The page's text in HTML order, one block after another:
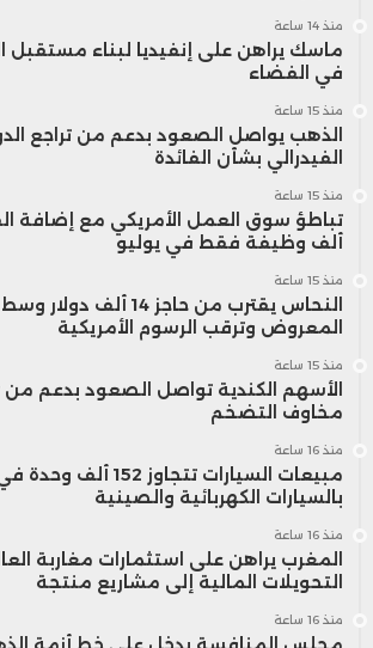
منذ 14 ساعة
ماسك يراهن على إنفيديا لبناء مستقبل
في الفضاء
منذ 15 ساعة
الذهب يواصل الصعود بدعم من تراجع
الفيدرالي بشأن الفائدة
منذ 15 ساعة
ألف وظيفة فقط في يوليو
منذ 15 ساعة
النحاس يقترب من حاجز 14
المعروض وترقب الرسوم الأمريكية
منذ 15 ساعة
مخاوف التضخم
منذ 16 ساعة
بالسيارات الكهربائية والصينية
منذ 16 ساعة
المغرب يراهن على استثمارات مغاربة
التحويلات المالية إلى مشاريع منتجة
منذ 16 ساعة